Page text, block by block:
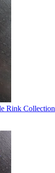
Rink Collection